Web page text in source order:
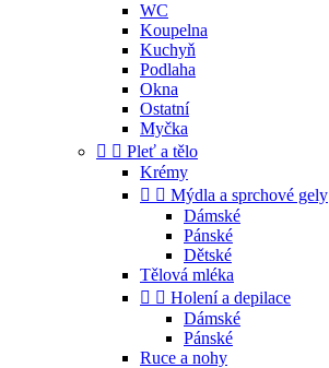
WC
Koupelna
Kuchyň
Podlaha
Okna
Ostatní
Myčka
  Pleť a tělo
Krémy
  Mýdla a sprchové gely
Dámské
Pánské
Dětské
Tělová mléka
  Holení a depilace
Dámské
Pánské
Ruce a nohy